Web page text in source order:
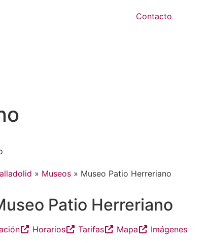
Contacto
» Museos» Museo Patio Herreriano
Patio Herreriano
Horarios Tarifas Mapa Imágenes